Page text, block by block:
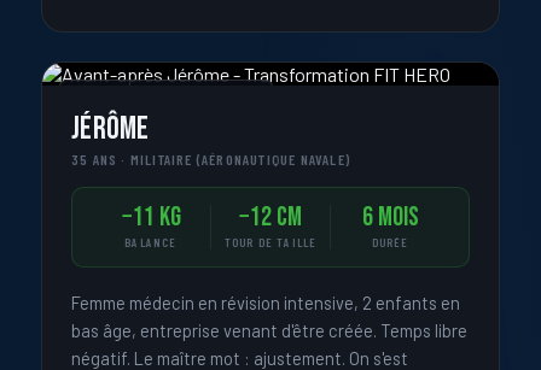
Jérôme
35 ANS · MILITAIRE (AÉRONAUTIQUE NAVALE)
−11 kg
BALANCE
−12 cm
TOUR DE TAILLE
6 mois
DURÉE
Femme médecin en révision intensive, 2 enfants en
bas âge, entreprise venant d'être créée. Temps libre
négatif. Le maître mot : ajustement. On s'est